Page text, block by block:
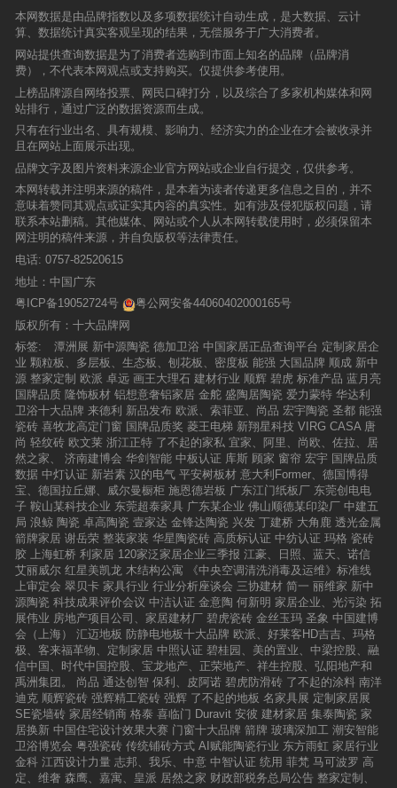
厚度。”活动现场特邀国家一级陶艺师、一级教师
李桂芳带来了《瓷器“釉下彩与施釉”艺术修炼》
主题分享。李老师从釉料历史溯源切入，结合汉
唐、宋代瓷艺案例梳理工艺演变，系统梳理了釉
层都是时代审美与匠人心意的叠加，这与欧文莱
【人文主义】主题系列产品溯源传统材质的理念
一脉相承”。手作体验环节中，嘉宾在陶艺师的指
导下完成洗坯、画图、勾勒晕染等创作等流程，
通过在传统与当代技法碰撞中体验“双手赋予器物
情感”。指尖与瓷面的互动，让嘉宾直观理解“材
质温度源于人文情感”，更是将“摸一摸，就是爱
的表达”理念转化为具象创作。亲身体验之外，现
场交流不止是观点的交汇，更成为一场围绕视觉
叙事张力与空间人文美学的深度对话。从素色肌
理的视觉表达，到空间情绪的人文承载，嘉宾们
始人罗杰：以“文化”托底，以真正“人”作为内心的
最终追求。广东省书法评论家协会副秘书长曾星
自我，我觉得就是最好的人文主义。陶卫网总经
理、知名KOL博主喻月明：我就想说到欧文莱的
产品，欧文莱的这种企业文化也好，还是说它的
这种底蕴也好，它是一定能够非常有未来的一个
企业，我们看到它的产品是一代比一代经典的，
而且是会非常耐看，产品一定也是会非常有生命
力的产品。以手作之美，传递爱的触感。塑造美
的路径或许多元，但对美的共鸣从无界域——这
份共鸣，终究要落于“用心感知”的本质。
需求；另一方面，也在不断探索家居营销的前沿
创新玩法，以期融入Z世代生活方式，发力全渠
道营销，深度拓展市场。01今年的920，三峰整
家定制玩得很出彩三峰整家定制作为家居业潮
范、高颜值课代表，一直致力于打破陈旧观念和
刻板印象，不仅仅是把“年轻化”、“高颜值”放在口
头，更是从理念、产品、交互等多维度切入，与
态，共创美好家居生活！本次三峰整家定制【FU
N肆·潮趣节】，专为以Z世代为代表的“年轻人”量
身定制，不管是喜欢国潮、游戏、动漫、炫酷还
是唯美、知性，都能找到自己的STYLE！一起化
身COSER尽情撒欢！对于Z世代和年轻态消费者
而言，最好的状态当然是一边朋克养生，一边游
戏嗨玩。活动现场参与者一边忙着DIY手作，玩
着悬赏任务，抽着惊喜的盲盒，一边还喝着满满
朋克风格的养生饮料，玩得那叫一个痛快。啤酒
面膜，养生游戏两不误。背诵某首诗词、解答排
水管数学题、踢毽子，或着来一场街机大战，没
有GameOver和惩罚，赢了就有赏，就问你爽不
爽？为了打破办公室刻板印象，活动现场还发布
了『整顿领导手册』，这与其说是一本Z世代
以“扛着炸药包进办公室”姿态、自由“寻衅滋
事”“整顿”领导的指导书，不如说更是一本曾对下
属放言“跳出舒适区”的领导们的渡劫宝典。如此
好玩的场景，让特邀的数十名行业大咖嘉宾、媒
体记者和峰粉们也一起聚集于SUNFUN颜选店，
大家放下日常身份，变身另一个“我”！而在如此
潮趣活动中，当然少不了高光的科技元素。此次
三峰整家定制&方太集团联名款橱柜【东方三
体】的推出，让曾经只存在于科幻片里的“智能家
居”概念，带着万物互联、万物智能的便捷与未来
科技感，走进了我们的生活，成为当下年轻人的
心头好！【东方三体】橱柜将直线和几何并用，
完美协调中呈现出酷炫美；银灰色与克莱因蓝时
尚金属漆两色穿插，形成“留白”艺术感，为家居
空间赋予无限想象力！02三峰整家定制，敢玩的
背后是真的敢拼首先，三峰整家定制敢于拼战略
落地。“整家定制+硬装实力”模式，是三峰整家定
制的核心竞争力。三峰通过和装修公司、渠道经
销商合作，融合各种上游资源，其中包括知名家
电企业、装修辅材品牌，与之共同搭建庞大的系
统化运营平台，以体系化、系统化的整家定制产
品，打通环节中的一体化服务、一站式交互，以
及整体化设计壁垒，保证为终端用户高质量交付
落地。目前三峰已率先打造并发布了“门、窗、
墙、衣、橱、地、软、电、卫”九位一体的空间产
品体系，布局多品类运营，落地真正所见即所得
从入行以来就与顺辉瓷砖·岩板携手同行的服务商
徐海英果断决定由内而外对门店进行全新升级，
让门店发挥品牌文化展示窗口的作用，更好地传
达品牌发展理念、促进品牌与消费者之间多维
度、立体式的互动，从而达到提高用户粘性的目
的。仙居顺辉瓷砖·岩板总经理徐海英仙居顺辉瓷
砖·岩板总经理徐海英2018年进入行业至今，始
终坚持紧跟顺辉瓷砖·岩板的发展脚步、努力贯彻
品牌的发展战略，用短短5年时间就将仙居顺辉
遥遥领先的门店，发展成绩亮眼。而仙居顺辉瓷
砖·岩板专卖店也在顺辉设计团队的倾力协助下以
更受消费者青睐的面貌焕新归来！项目解读对于
品牌来说，想要在消费者心中占据一席之地，传
递出高品质和美感缺一不可。仙居顺辉大舍集思
馆从美感入手，对特定产品进行重构与组合，使
殊属性的产品而言，空间表达在产品展销过程中
占据着重要的作用。仙居顺辉大舍集思馆深谙其
道，从硬装到软装为消费者提供全套搭配建议，
全方位展现产品的单品价值和使用价值。设计力
量时至今日已经成为提升品牌软实力的重要一
环。仙居顺辉大舍集思馆以“中国住宅设计效果大
赛”的评审委员会为背书，在门店内部进行陈列宣
传，打造空间中一处亮眼的文化符号。休息及互
动体验式活动的场所在门店内部随处可见，方便
消费者和设计师选材和交流。精心摆放的绿植不
仅是空间的点缀，也为消费者和设计师提供了视
觉上放松的机会，展现仙居顺辉大舍集思馆人性
化的展示设计。行业在不断变化，品牌也要随之
变化才能勇立潮头、赢战市场。
得更宽敞，这就需要瓷砖加设计来调整空间比
例。如果想让小空间视觉效果更大些，可以在墙
地都选择大规格瓷砖，减少缝隙，整体空间的设
计感非常好。不同风格家装需要搭配的主材也有
所区别，例如简约风格的家装中铺贴目前火热的
素色砖，简单大方，非常自然。金科法兰绒素色
砖具备低调轻奢光感，柔和闪光点使空间装饰更
轻奢，哑光光感更受设计师群体的喜爱。很多用
户在挑选家装主材的时候往往会考虑某个产品给
他们带来的“高级感”，而打造家居空间高级感的
主要元素是瓷砖的色调，而灰色就是营造高级感
的必备色系。金科瓷砖低饱和度的灰色系瓷砖，
是塑造“高级”风格的一大利器！装修用砖，就用
金科瓷砖让你秒变高级室内设计师
相成，共建造福用户的智能家居平台。 所谓
的智能家居平台，简单地说就是利用互联网为媒
介，将通讯设备与家里的各种家电设备连接起
来，提供家电控制、照明控制、电话远程控制、
室内外遥控、防盗报警等功能与手段。而对于九
牧和小米来说，双方在智能家居平台上合作后，
用户可以直接通过小米手机等平板设备控制九牧
的智能卫浴产品(例如智能马桶)，方便用户的操
纵。 在信息爆炸传播的时代，互联网成为了
各行业争相结合的领域。而所谓的智能家居近两
年是智能家居爆发活力的黄金时期，几乎所有IT
产业巨头都投身这一产业，不得不承认，未来的
智能家居产业前景非常的好。 而有了竞争就
有了优胜者，毫无疑问，小米手机就是其中的佼
佼者。小米通过建立起一个良好的智能操纵平台
发，共同进行营销推广，打造爆品，进而形成自
司2015年互联网趋势报告显示，小米正为其智能
家居系统不断发售新产品。报告还显示，在智能
手机销售方面，太平洋另一边的市场上，苹果和
其他美国科技公司也被远远甩在身后。而拥有了
如此之多的用户群体后，其所能提供的智能家居
平台将是无比广阔的，对于卫浴企业所能起到的
推动力自然无需赘述。
本网数据是由品牌指数以及多项数据统计自动生成，是大数据、云计
算、数据统计真实客观呈现的结果，无偿服务于广大消费者。
网站提供查询数据是为了消费者选购到市面上知名的品牌（品牌消
费），不代表本网观点或支持购买。仅提供参考使用。
上榜品牌源自网络投票、网民口碑打分，以及综合了多家机构媒体和网
站排行，通过广泛的数据资源而生成。
只有在行业出名、具有规模、影响力、经济实力的企业在才会被收录并
且在网站上面展示出现。
品牌文字及图片资料来源企业官方网站或企业自行提交，仅供参考。
本网转载并注明来源的稿件，是本着为读者传递更多信息之目的，并不
意味着赞同其观点或证实其内容的真实性。如有涉及侵犯版权问题，请
联系本站删稿。其他媒体、网站或个人从本网转载使用时，必须保留本
网注明的稿件来源，并自负版权等法律责任。
电话: 0757-82520615
地址：中国广东
粤ICP备19052724号
粤公网安备44060402000165号
版权所有：十大品牌网
标签:
潭洲展 新中源陶瓷 德加卫浴 中国家居正品查询平台 定制家居企
业 颗粒板、多层板、生态板、刨花板、密度板 能强 大国品牌 顺成 新中
源 整家定制 欧派 卓远 画王大理石 建材行业 顺辉 碧虎 标准产品 蓝月亮
国牌品质 隆饰板材 铝想意奢铝家居 金舵 盛陶居陶瓷 爱力蒙特 华达利
卫浴十大品牌 来德利 新品发布 欧派、索菲亚、尚品 宏宇陶瓷 圣都 能强
瓷砖 喜牧龙高定门窗 国牌品质奖 菱王电梯 新翔星科技 VIRG CASA 唐
尚 轻纹砖 欧文莱 浙江正特 了不起的家私 宜家、阿里、尚欧、佐拉、居
然之家、
济南建博会 华剑智能 中板认证 库斯 顾家 窗帘 宏宇 国牌品质
数据 中灯认证 新岩素 汉的电气 平安树板材 意大利Former、德国博得
宝、德国拉丘娜、威尔曼橱柜 施恩德岩板 广东江门纸板厂 东莞创电电
子 鞍山某科技企业 东莞超泰家具 广东某企业 佛山顺德某印染厂 中建五
局 浪鲸 陶瓷 卓高陶瓷 壹家达 金锋达陶瓷 兴发 丁建桥 大角鹿 透光金属
箭牌家居 谢岳荣 整装家装 华星陶瓷砖 高质标认证 中纺认证 玛格 瓷砖
胶 上海虹桥 利家居 120家泛家居企业三季报 江豪、日照、蓝天、诺信
艾丽威尔 红星美凯龙 木结构公寓
《中央空调清洗消毒及运维》标准线
上审定会 翠贝卡 家具行业 行业分析座谈会 三协建材 简一 丽维家 新中
源陶瓷 科技成果评价会议 中洁认证 金意陶 何新明 家居企业、光污染 拓
展伟业 房地产项目公司、家居建材厂 碧虎瓷砖 金丝玉玛 圣象 中国建博
会（上海）
汇迈地板 防静电地板十大品牌 欧派、好莱客HD吉吉、玛格
极、客来福革物、定制家居 中照认证 碧桂园、美的置业、中梁控股、融
信中国、时代中国控股、宝龙地产、正荣地产、祥生控股、弘阳地产和
禹洲集团。
尚品 通达创智 保利、皮阿诺 碧虎防滑砖 了不起的涂料 南洋
迪克 顺辉瓷砖 强辉精工瓷砖 强辉 了不起的地板 名家具展 定制家居展
SE瓷墙砖 家居经销商 格泰 喜临门 Duravit 安彼 建材家居 集泰陶瓷 家
居换新 中国住宅设计效果大赛 门窗十大品牌 箭牌 玻璃深加工 潮安智能
卫浴博览会 粤强瓷砖 传统铺砖方式 AI赋能陶瓷行业 东方雨虹 家居行业
金科 江西设计力量 志邦、我乐、中意 中智认证 统用 菲梵 马可波罗 高
定、维奢 森鹰、嘉寓、皇派 居然之家 财政部税务总局公告 整家定制、